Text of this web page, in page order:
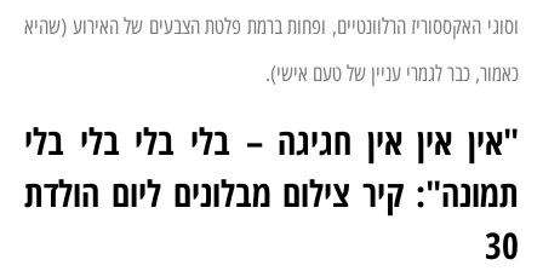
וסוגי האקססוריז הרלוונטיים, ופחות ברמת פלטת הצבעים של האירוע (שהיא
כאמור, כבר לגמרי עניין של טעם אישי).
"אין אין אין חגיגה – בלי בלי בלי בלי
תמונה": קיר צילום מבלונים ליום הולדת
30